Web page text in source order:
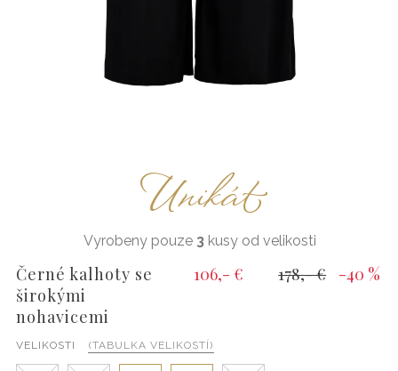
Unikát
Vyrobeny pouze 3 kusy od velikosti
Černé kalhoty se
širokými
nohavicemi
106,- € 178,- € -40 %
VELIKOSTI (TABULKA VELIKOSTÍ)